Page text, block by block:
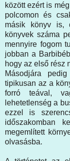
között ezért is
polcomon és
másik könyv is,
könyvek száma
mennyire fogom
jobban a
hogy az első rész
Másodjára
tipikusan az a
forró teával,
lehetetlenség a
ezzel is
időszakomban
megemlített
olvasásba.